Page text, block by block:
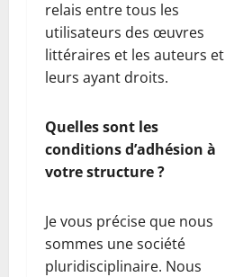
relais entre tous les
utilisateurs des œuvres
littéraires et les auteurs et
leurs ayant droits.
Quelles sont les
conditions d’adhésion à
votre structure ?
Je vous précise que nous
sommes une société
pluridisciplinaire. Nous